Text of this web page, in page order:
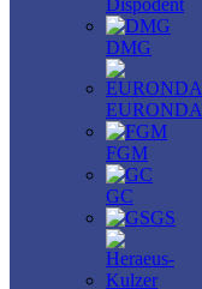
Dispodent
DMG
EURONDA
FGM
GC
GS